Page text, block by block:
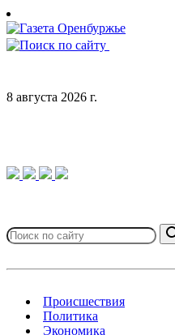
Skip
to
content
8 августа 2026 г.
for:
Происшествия
Политика
Экономика